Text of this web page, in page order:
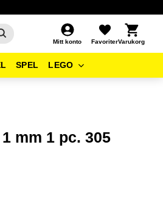
Mitt konto
Favoriter
Kundvagn
SPEL LEGO
mm 1 pc. 305